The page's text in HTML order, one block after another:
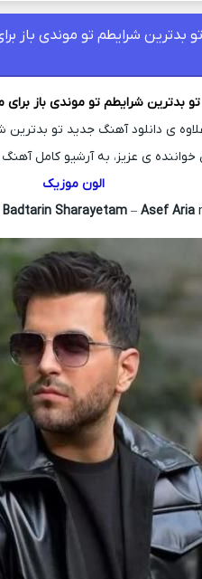
بدترین شرایطم تو موندی باز
تو بدترین شرایطم تو موندی باز
ی دانلود آهنگ جدید تو بدترین
ی عزیز، به آرشیو کامل
الون موزیک
Badtarin Sharayetam– Asef Aria